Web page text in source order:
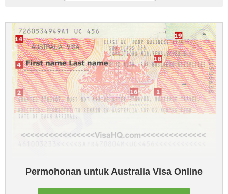
Permohonan untuk Australia Visa Online